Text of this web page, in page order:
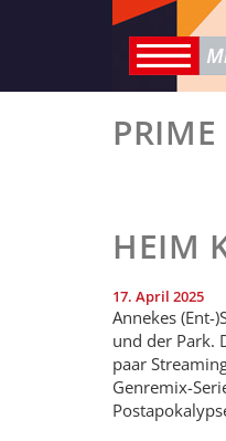
PRIME
HEIM
17. April 2025
Annekes (Ent-
und der Park.
paar
Genremix-